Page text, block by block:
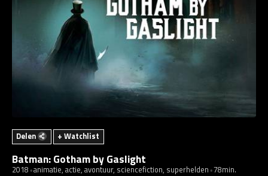
Delen + Watchlist
Batman: Gotham by Gaslight
2018 animatie, actie, avontuur, sciencefiction, superhelden 78min.